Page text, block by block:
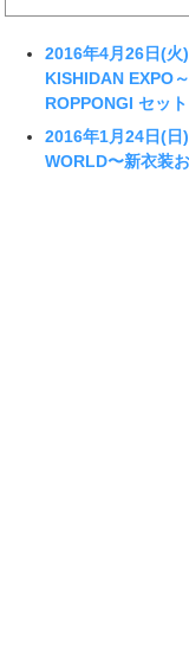
2016年4月26日(
KISHIDAN EXPO
ROPPONGI セッ
2016年1月24日(
WORLD〜新衣装